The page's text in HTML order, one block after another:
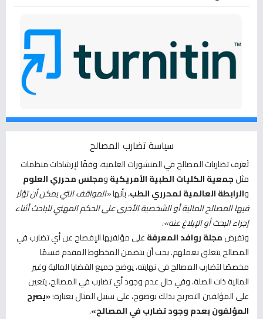
سياسة تضارب المصالح
تُعرف تضاربات المصالح في المنشورات العلمية، وفقًا لإرشادات منظمات
مثلجمعية الكليات الطبية الأمريكيةومجلس محرري العلوم
والرابطة العالمية لمحرري الطب، بأنها«المواقف التي يمكن أن تؤثر
فيها المصالح المالية أو الشخصية الأخرى على الحكم المهني للباحث أثناء
إجراء البحث أو الإبلاغ عنه».
وتفرضمجلة روافد المعرفةعلى مؤلفيها الإفصاح عن أي تضارب في
المصالح يتعلق بعملهم. يجب أن يتضمن المخطوط المقدم قسمًا
مخصصًا لتضارب المصالح في نهايته، يوضح جميع القضايا المالية وغير
المالية ذات الصلة. وفي حال عدم وجود أي تضارب في المصالح، يتعين
على المؤلفين التصريح بذلك بوضوح، على سبيل المثال بعبارة:«يصرح
المؤلفون بعدم وجود تضارب في المصالح».